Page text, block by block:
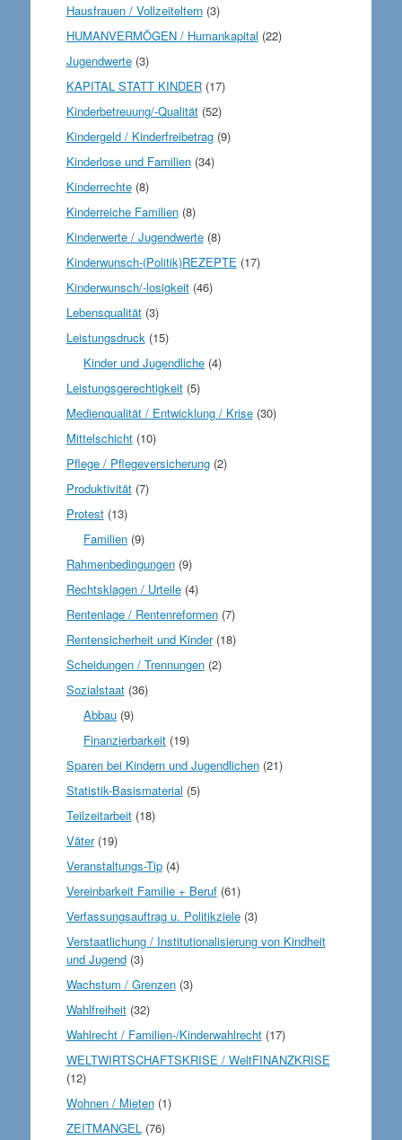
Hausfrauen / Vollzeiteltern(3)
HUMANVERMÖGEN / Humankapital (22)
Jugendwerte(3)
KAPITAL STATT KINDER(17)
Kinderbetreuung/-Qualität(52)
Kindergeld / Kinderfreibetrag(9)
Kinderlose und Familien(34)
Kinderrechte(8)
Kinderreiche Familien(8)
Kinderwerte / Jugendwerte(8)
Kinderwunsch-(Politik)REZEPTE (17)
Kinderwunsch/-losigkeit(46)
Lebensqualität(3)
Leistungsdruck (15)
Kinder und Jugendliche (4)
Leistungsgerechtigkeit(5)
Medienqualität / Entwicklung / Krise(30)
Mittelschicht(10)
Pflege / Pflegeversicherung(2)
Produktivität(7)
Protest(13)
Familien (9)
Rahmenbedingungen(9)
Rechtsklagen / Urteile(4)
Rentenlage / Rentenreformen(7)
Rentensicherheit und Kinder(18)
Scheidungen / Trennungen(2)
Sozialstaat(36)
Abbau (9)
Finanzierbarkeit (19)
Sparen bei Kindern und Jugendlichen(21)
Statistik-Basismaterial (5)
Teilzeitarbeit(18)
Väter(19)
Veranstaltungs-Tip(4)
Vereinbarkeit Familie + Beruf(61)
Verfassungsauftrag u. Politikziele(3)
Verstaatlichung / Institutionalisierung von Kindheit
und Jugend(3)
Wachstum / Grenzen(3)
Wahlfreiheit(32)
Wahlrecht / Familien-/Kinderwahlrecht(17)
WELTWIRTSCHAFTSKRISE / WeltFINANZKRISE
(12)
Wohnen / Mieten(1)
ZEITMANGEL (76)